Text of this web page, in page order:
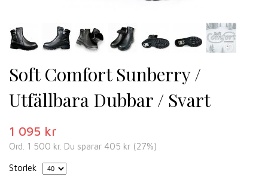
Soft Comfort Sunberry /
Utfällbara Dubbar / Svart
1 095 kr
Ord. 1 500 kr. Du sparar 405 kr (27%)
Storlek